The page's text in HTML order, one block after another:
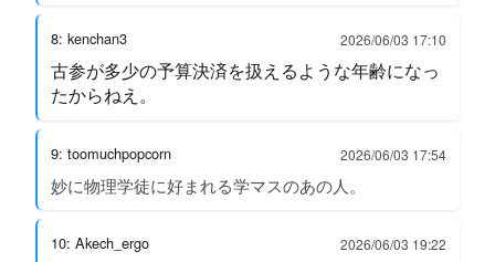
8: kenchan3 2026/06/03 17:10
古参が多少の予算決済を扱えるような年齢になっ
たからねえ。
9: toomuchpopcorn 2026/06/03 17:54
妙に物理学徒に好まれる学マスのあの人。
10: Akech_ergo 2026/06/03 19:22